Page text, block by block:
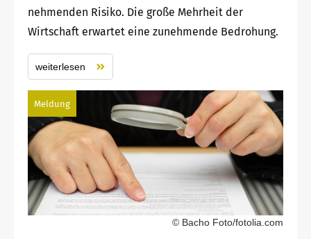
nehmenden Risiko. Die große Mehrheit der
Wirtschaft erwartet eine zunehmende Bedrohung.
weiterlesen
Meldung
© Bacho Foto/fotolia.com